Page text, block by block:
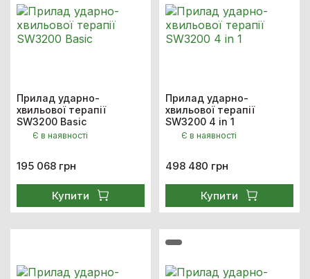
Прилад ударно-
хвильової терапії
SW3200 Basic
Є в наявності
195 068 грн
Купити
Прилад ударно-
хвильової терапії
SW3200 4 in 1
Є в наявності
498 480 грн
Купити